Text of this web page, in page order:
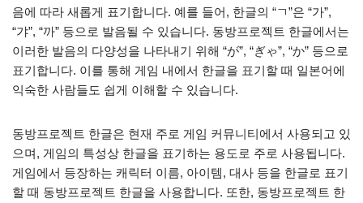
음에 따라 새롭게 표기합니다. 예를 들어, 한글의 “ㄱ”은 “가”,
“갸”, “까” 등으로 발음될 수 있습니다. 동방프로젝트 한글에서는
이러한 발음의 다양성을 나타내기 위해 “が”, “ぎゃ”, “か” 등으로
표기합니다. 이를 통해 게임 내에서 한글을 표기할 때 일본어에
익숙한 사람들도 쉽게 이해할 수 있습니다.
동방프로젝트 한글은 현재 주로 게임 커뮤니티에서 사용되고 있
으며, 게임의 특성상 한글을 표기하는 용도로 주로 사용됩니다.
게임에서 등장하는 캐릭터 이름, 아이템, 대사 등을 한글로 표기
할 때 동방프로젝트 한글을 사용합니다. 또한, 동방프로젝트 한